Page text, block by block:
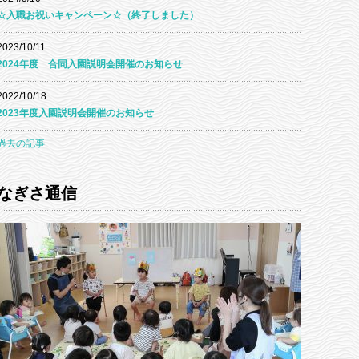
入職お祝いキャンペーン☆（終了しました）
10/11
年度 合同入園説明会開催のお知らせ
10/18
年度入園説明会開催のお知らせ
去の記事
ぎさ通信